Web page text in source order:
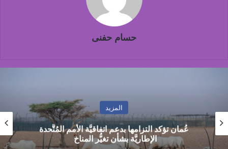
حسام حفنى
المزيد
شاماس” يقدّم تجربة مسائية راقية مع قائمة جديدة
مستوحاة من النكهات البرازيلية